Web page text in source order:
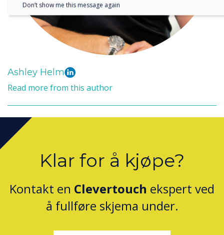
Ashley Helm
Read more from this author
Klar for å kjøpe?
Kontakt en Clevertouch ekspert ved
å fullføre skjema under.
Don’t show me this message again